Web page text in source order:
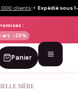
000 clients|⚡ Expédié sous
:
art. -20%
Panier
MÈRE